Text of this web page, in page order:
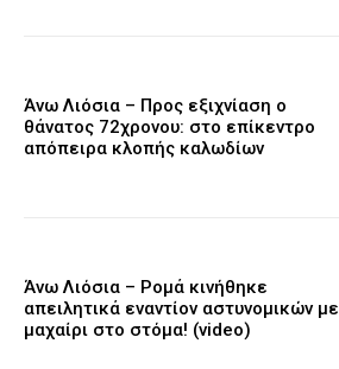
Άνω Λιόσια – Προς εξιχνίαση ο
θάνατος 72χρονου: στο επίκεντρο
απόπειρα κλοπής καλωδίων
Άνω Λιόσια – Ρομά κινήθηκε
απειλητικά εναντίον αστυνομικών με
μαχαίρι στο στόμα! (video)